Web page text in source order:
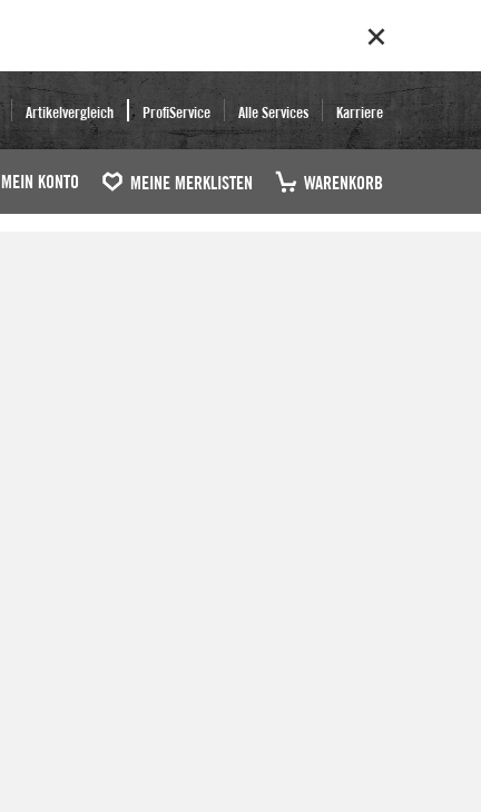
Artikelvergleich ProfiService Alle Services Karriere
MEIN KONTO MEINE MERKLISTEN WARENKORB